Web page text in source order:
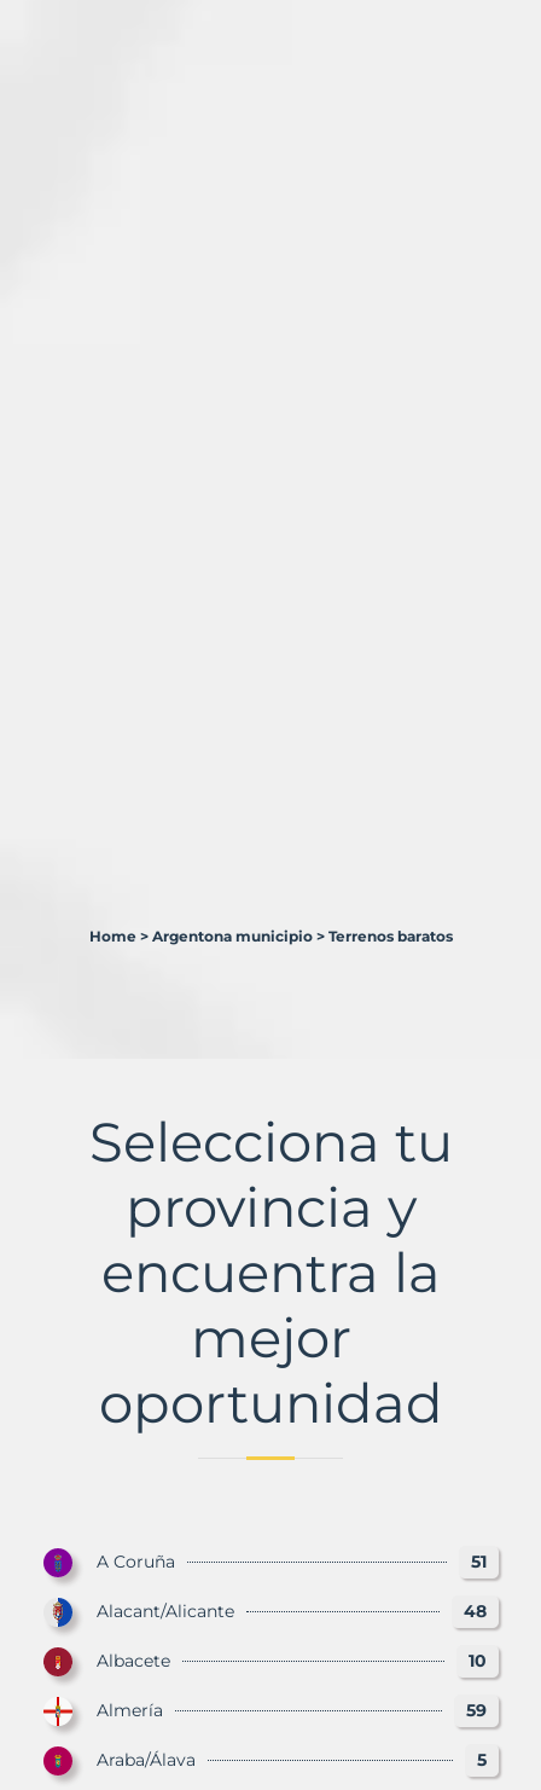
Murbalands
Home > Argentona municipio > Terrenos baratos
Selecciona tu
provincia y
encuentra la
mejor
oportunidad
A Coruña 51
Alacant/Alicante 48
Albacete 10
Almería 59
Araba/Álava 5